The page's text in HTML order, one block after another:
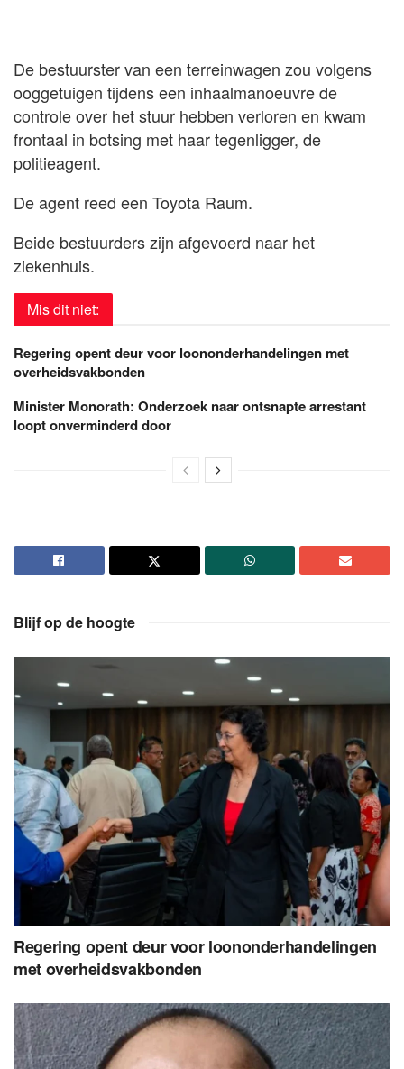
De bestuurster van een terreinwagen zou volgens
ooggetuigen tijdens een inhaalmanoeuvre de
controle over het stuur hebben verloren en kwam
frontaal in botsing met haar tegenligger, de
politieagent.
De agent reed een Toyota Raum.
Beide bestuurders zijn afgevoerd naar het
ziekenhuis.
Mis dit niet:
Regering opent deur voor loononderhandelingen met
overheidsvakbonden
Minister Monorath: Onderzoek naar ontsnapte arrestant
loopt onverminderd door
Blijf op de hoogte
Regering opent deur voor loononderhandelingen
met overheidsvakbonden